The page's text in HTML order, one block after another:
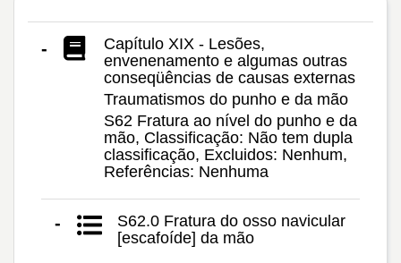
-
Capítulo XIX - Lesões,
envenenamento e algumas outras
conseqüências de causas externas
Traumatismos do punho e da mão
S62 Fratura ao nível do punho e da
mão, Classificação: Não tem dupla
classificação, Excluidos: Nenhum,
Referências: Nenhuma
-
S62.0 Fratura do osso navicular
[escafoíde] da mão